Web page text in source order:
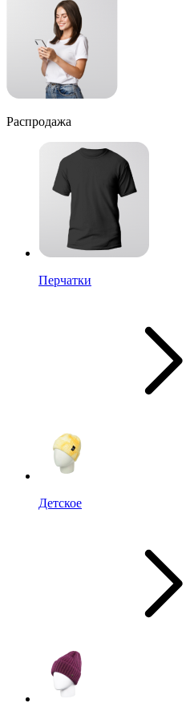
Распродажа
Перчатки
Детское